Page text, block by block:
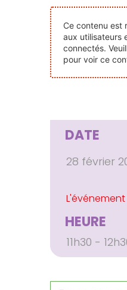
Nos Événements
Nous Contacter
Faire Un Don
Ce contenu est
aux utilisateurs
connectés.
pour voir ce
DATE
28 février
HEURE
11h30 -